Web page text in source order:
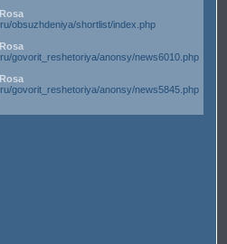
Rosa
obsuzhdeniya/shortlist/index.php
Rosa
govorit_reshetoriya/anonsy/news6010.php
Rosa
govorit_reshetoriya/anonsy/news5845.php